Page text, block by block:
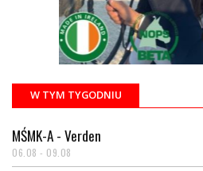
W TYM TYGODNIU
MŚMK-A - Verden
06.08 - 09.08